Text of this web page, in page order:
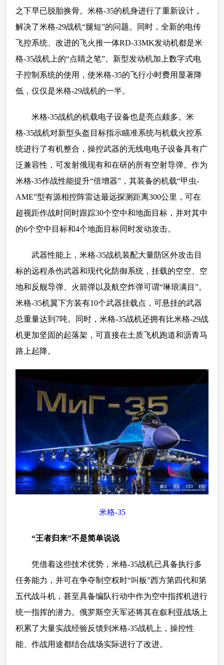
之下早已脱胎换骨。米格-35的机身进行了重新设计，
解决了米格-29战机“腿短”的问题。同时，全新的电传
飞控系统、改进的飞火推一体RD-33MK发动机都是米
格-35战机上的“点睛之笔”。新型发动机加上数字式电
子控制系统的使用，使米格-35的飞行小时费用显著降
低，仅仅是米格-29战机的一半。
米格-35战机的机载电子设备也是亮点颇多。米
格-35战机对新型头盔目标指示瞄准系统与机载火控系
统进行了有机整合，操控武器的无线电电子设备具有广
泛兼容性，可发射俄现有和在研的所有空射导弹。作为
米格-35作战性能提升“倍增器”，其装备的机载“甲虫-
AME”型有源相控阵雷达最远探测距离300公里，可在
超视距作战时同时跟踪30个空中和地面目标，并对其中
的6个空中目标和4个地面目标同时发动攻击。
武器性能上，米格-35战机装配大量防区外攻击目
标的远程杀伤武器和现代化防御系统，挂载的空空、空
地和反舰导弹、火箭弹以及航空炸弹可谓“琳琅满目”。
米格-35机翼下方装有10个武器挂载点，可悬挂的武器
总重量达到7吨。同时，米格-35战机还拥有比米格-29战
机更加坚固的起落架，可直接在土质飞机跑道和沥青马
路上起降。
米格-35
“王者归来”不是简单说说
凭借着这些技术优势，米格-35战机已具备执行多
任务能力，并可在争夺制空权时“叫板”西方第四代和第
五代战斗机，甚至具备编队行动中作为空中指挥机进行
统一指挥的潜力。俄罗斯空天军还将其在叙利亚战场上
积累了大量实战经验反馈到米格-35战机上，操控性
能、作战用途都结合战场实际进行了改进。